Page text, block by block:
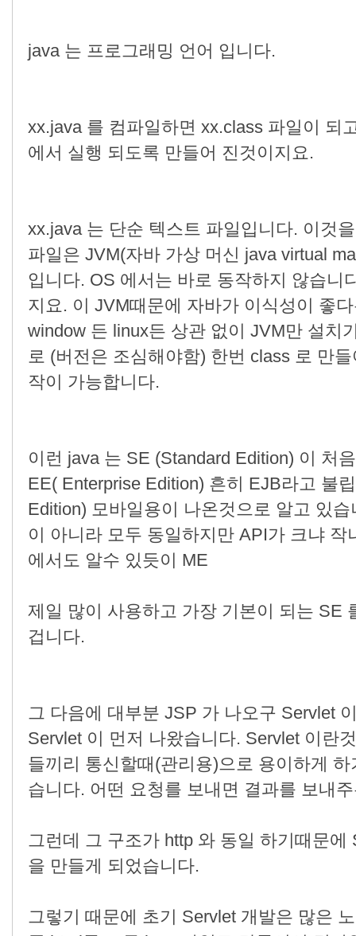
java 는 프로그래밍 언어 입니다.
xx.java 를 컴파일하면 xx.class 파일이 되
에서 실행 되도록 만들어 진것이지요.
xx.java 는 단순 텍스트 파일입니다. 이것
파일은 JVM(자바 가상 머신 java virtual
입니다. OS 에서는 바로 동작하지 않습니
지요. 이 JVM때문에 자바가 이식성이 좋
window 든 linux든 상관 없이 JVM만 설치
로 (버전은 조심해야함) 한번 class 로 만
작이 가능합니다.
이런 java 는 SE (Standard Edition) 이 처
EE( Enterprise Edition) 흔히 EJB라고 불
Edition) 모바일용이 나온것으로 알고 있
이 아니라 모두 동일하지만 API가 크냐
에서도 알수 있듯이 ME
제일 많이 사용하고 가장 기본이 되는 SE
겁니다.
그 다음에 대부분 JSP 가 나오구 Servlet
Servlet 이 먼저 나왔습니다. Servlet 이란
들끼리 통신할때(관리용)으로 용이하게
습니다. 어떤 요청를 보내면 결과를 보내
그런데 그 구조가 http 와 동일 하기때문
을 만들게 되었습니다.
그렇기 때문에 초기 Servlet 개발은 많은